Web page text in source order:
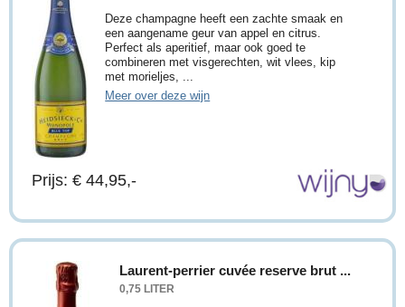
Deze champagne heeft een zachte smaak en
een aangename geur van appel en citrus.
Perfect als aperitief, maar ook goed te
combineren met visgerechten, wit vlees, kip
met morieljes, ...
Meer over deze wijn
Prijs: € 44,95,-
Laurent-perrier cuvée reserve brut ...
0,75 LITER